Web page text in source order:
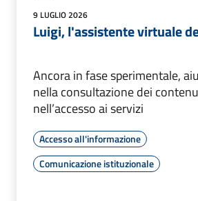
9 LUGLIO 2026
Luigi, l'assistente virtuale
Ancora in fase sperimentale,
nella consultazione dei
nell’accesso ai servizi
Accesso all'informazione
Comunicazione istituzionale